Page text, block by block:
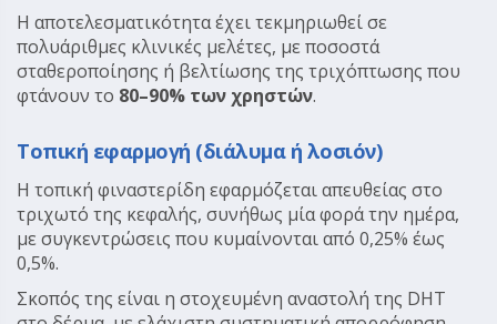
Η αποτελεσματικότητα έχει τεκμηριωθεί σε
πολυάριθμες κλινικές μελέτες, με ποσοστά
σταθεροποίησης ή βελτίωσης της τριχόπτωσης που
φτάνουν το 80–90% των χρηστών.
Τοπική εφαρμογή (διάλυμα ή λοσιόν)
Η τοπική φιναστερίδη εφαρμόζεται απευθείας στο
τριχωτό της κεφαλής, συνήθως μία φορά την ημέρα,
με συγκεντρώσεις που κυμαίνονται από 0,25% έως
0,5%.
Σκοπός της είναι η στοχευμένη αναστολή της DHT